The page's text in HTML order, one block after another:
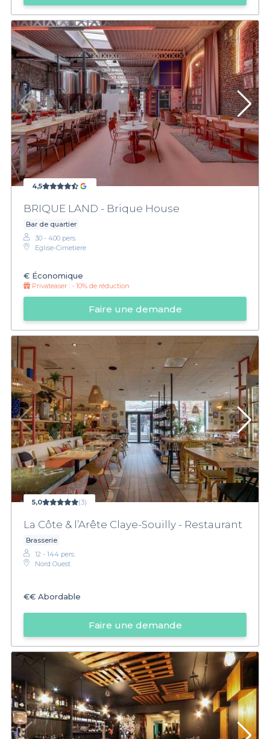
4,5
BRIQUE LAND - Brique House
Bar de quartier
30 - 400 pers.
Eglise-Cimetiere
€ Économique
Privateaser : - 10% de réduction
Faire une demande
5,0 (3)
La Côte & l’Arête Claye-Souilly - Restaurant
Brasserie
12 - 144 pers.
Nord Ouest
€€ Abordable
Faire une demande